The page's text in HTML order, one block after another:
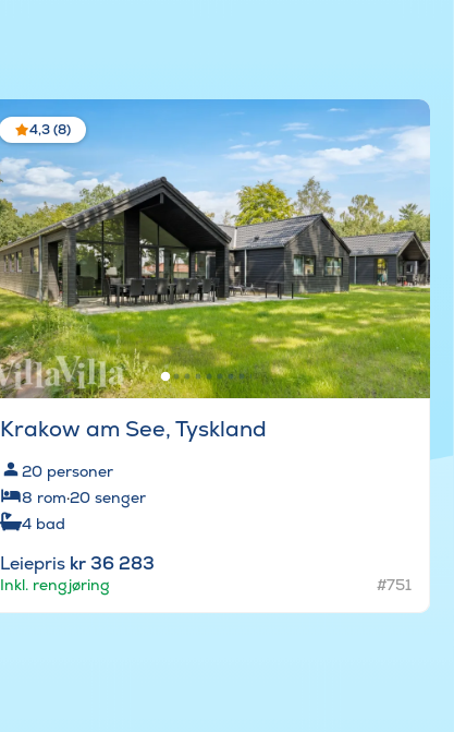
4,3 (8)
Krakow am See, Tyskland
20 personer
8 rom·20 senger
4 bad
Leiepris kr 36 283
Inkl. rengjøring #751